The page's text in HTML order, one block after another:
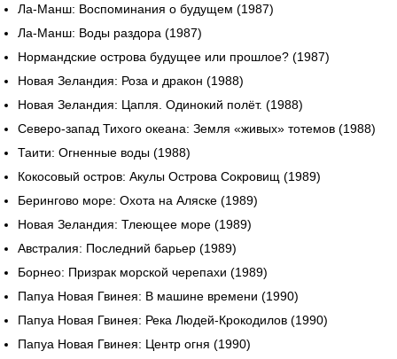
Ла-Манш: Воспоминания о будущем (1987)
Ла-Манш: Воды раздора (1987)
Нормандские острова будущее или прошлое? (1987)
Новая Зеландия: Роза и дракон (1988)
Новая Зеландия: Цапля. Одинокий полёт. (1988)
Северо-запад Тихого океана: Земля «живых» тотемов (1988)
Таити: Огненные воды (1988)
Кокосовый остров: Акулы Острова Сокровищ (1989)
Берингово море: Охота на Аляске (1989)
Новая Зеландия: Тлеющее море (1989)
Австралия: Последний барьер (1989)
Борнео: Призрак морской черепахи (1989)
Папуа Новая Гвинея: В машине времени (1990)
Папуа Новая Гвинея: Река Людей-Крокодилов (1990)
Папуа Новая Гвинея: Центр огня (1990)